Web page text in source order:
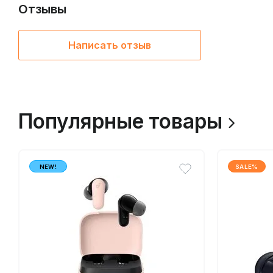
Отзывы
Написать отзыв
Популярные товары
NEW! SALE%